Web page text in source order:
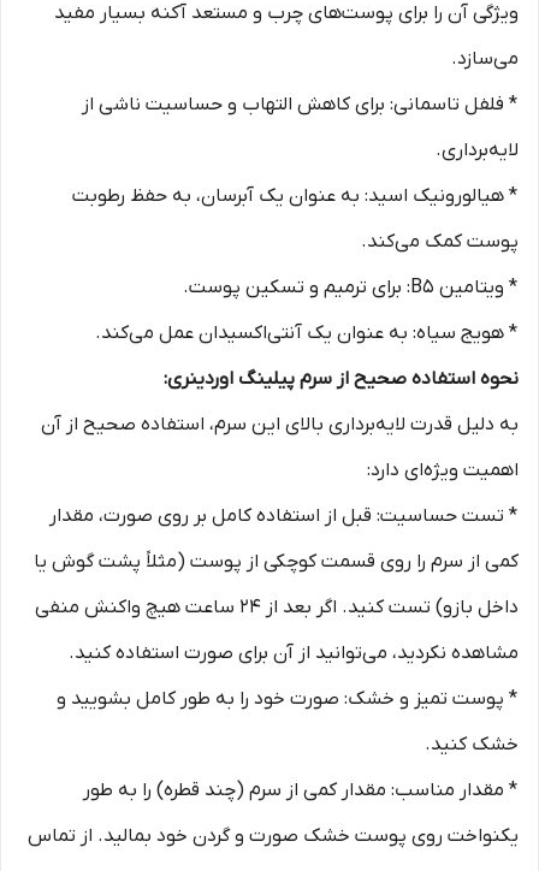
ویژگی آن را برای پوست‌های چرب و مستعد آکنه بسیار مفید
می‌سازد.
* فلفل تاسمانی: برای کاهش التهاب و حساسیت ناشی از
لایه‌برداری.
* هیالورونیک اسید: به عنوان یک آبرسان، به حفظ رطوبت
پوست کمک می‌کند.
* ویتامین B5: برای ترمیم و تسکین پوست.
* هویج سیاه: به عنوان یک آنتی‌اکسیدان عمل می‌کند.
نحوه استفاده صحیح از سرم پیلینگ اوردینری:
به دلیل قدرت لایه‌برداری بالای این سرم، استفاده صحیح از آن
اهمیت ویژه‌ای دارد:
* تست حساسیت: قبل از استفاده کامل بر روی صورت، مقدار
کمی از سرم را روی قسمت کوچکی از پوست (مثلاً پشت گوش یا
داخل بازو) تست کنید. اگر بعد از 24 ساعت هیچ واکنش منفی
مشاهده نکردید، می‌توانید از آن برای صورت استفاده کنید.
* پوست تمیز و خشک: صورت خود را به طور کامل بشویید و
خشک کنید.
* مقدار مناسب: مقدار کمی از سرم (چند قطره) را به طور
یکنواخت روی پوست خشک صورت و گردن خود بمالید. از تماس